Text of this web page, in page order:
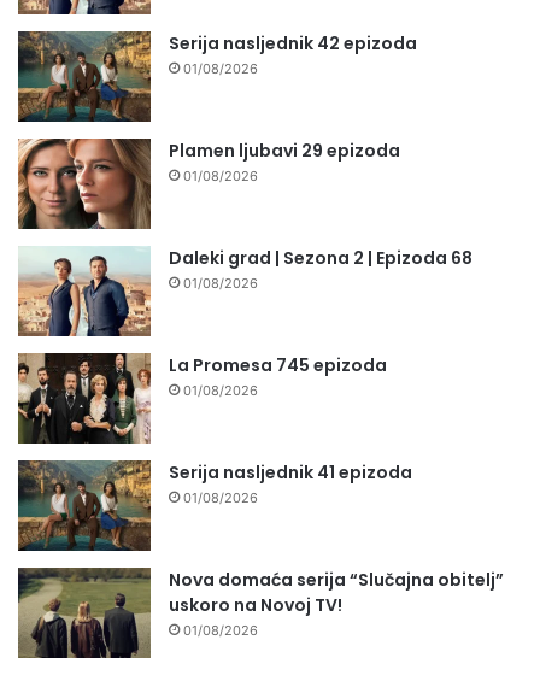
Serija nasljednik 42 epizoda
01/08/2026
Plamen ljubavi 29 epizoda
01/08/2026
Daleki grad | Sezona 2 | Epizoda 68
01/08/2026
La Promesa 745 epizoda
01/08/2026
Serija nasljednik 41 epizoda
01/08/2026
Nova domaća serija “Slučajna obitelj”
uskoro na Novoj TV!
01/08/2026